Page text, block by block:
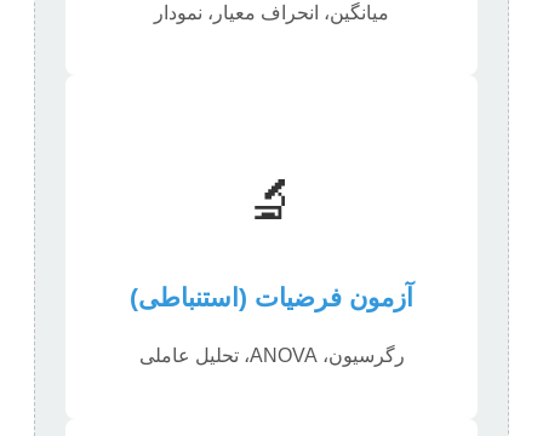
میانگین، انحراف معیار، نمودار
🔬
آزمون فرضیات (استنباطی)
رگرسیون، ANOVA، تحلیل عاملی